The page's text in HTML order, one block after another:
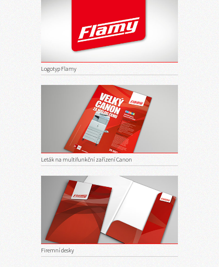
Logotyp Flamy
Leták na multifunkční zařízení Canon
Firemní desky